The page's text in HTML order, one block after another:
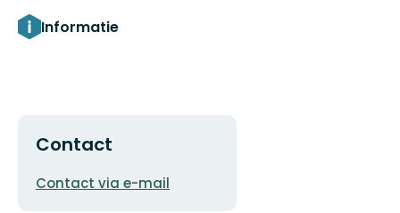
Informatie
Contact
E-
Contact via e-mail